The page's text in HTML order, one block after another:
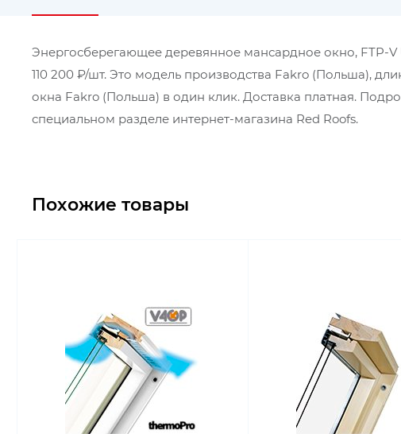
Энергосберегающее деревянное мансардное окно, FTP-
110 200 ₽/шт. Это модель производства Fakro (Польша),
окна Fakro (Польша) в один клик. Доставка платная.
специальном разделе интернет-магазина Red Roofs.
Похожие товары